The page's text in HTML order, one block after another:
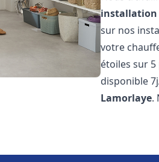
installation
sur nos
votre
étoiles sur
disponible
Lamorlaye.